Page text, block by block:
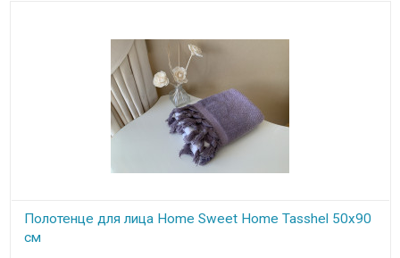
Полотенце для лица Home Sweet Home Tasshel 50x90
см